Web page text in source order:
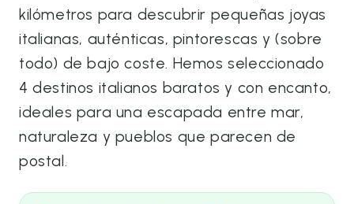
kilómetros para descubrir pequeñas joyas
italianas, auténticas, pintorescas y (sobre
todo) de bajo coste. Hemos seleccionado
4 destinos italianos baratos y con encanto,
ideales para una escapada entre mar,
naturaleza y pueblos que parecen de
postal.